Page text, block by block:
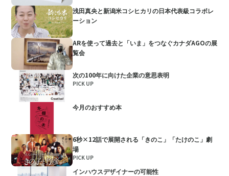
浅田真央と新潟米コシヒカリの日本代表級コラボレ
ーション
ARを使って過去と「いま」をつなぐカナダAGOの展
覧会
次の100年に向けた企業の意思表明
PICK UP
今月のおすすめ本
6秒×12話で展開される「きのこ」「たけのこ」劇
場
PICK UP
インハウスデザイナーの可能性